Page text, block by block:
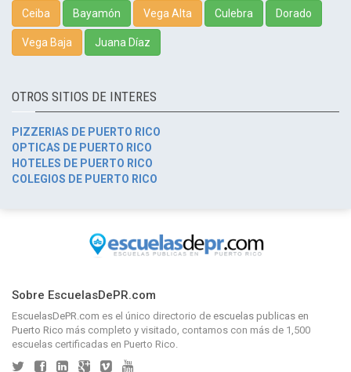
Ceiba Bayamón Vega Alta Culebra Dorado
Vega Baja Juana Díaz
OTROS SITIOS DE INTERES
PIZZERIAS DE PUERTO RICO
OPTICAS DE PUERTO RICO
HOTELES DE PUERTO RICO
COLEGIOS DE PUERTO RICO
Sobre EscuelasDePR.com
EscuelasDePR.com es el único directorio de escuelas publicas en
Puerto Rico más completo y visitado, contamos con más de 1,500
escuelas certificadas en Puerto Rico.